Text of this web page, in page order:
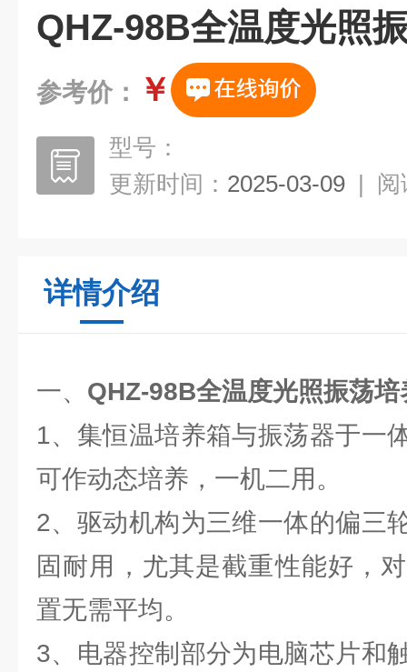
QHZ-98B全温度光照
参考价： ￥
型号：
更新时间： 2025-03-09 | 阅
详情介绍
一、 QHZ-98B全温度光照振荡培
1、集恒温培养箱与振荡器于一
可作动态培养，一机二用。
2、驱动机构为三维一体的偏三
固耐用，尤其是截重性能好，
置无需平均。
3、电器控制部分为电脑芯片和